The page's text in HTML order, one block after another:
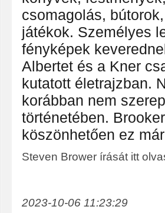
csomagolás,
játékok. Személyes
fényképek
Albertet és a Kner
kutatott életrajzban.
korábban nem
történetében.
köszönhetően ez
Steven Brower írását itt
2023-10-06 11:23:29